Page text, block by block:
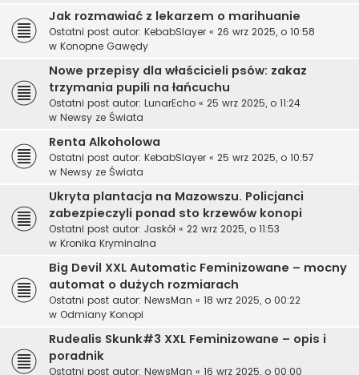
Jak rozmawiać z lekarzem o marihuanie
Ostatni post autor: KebabSlayer « 26 wrz 2025, o 10:58
w Konopne Gawędy
Nowe przepisy dla właścicieli psów: zakaz
trzymania pupili na łańcuchu
Ostatni post autor: LunarEcho « 25 wrz 2025, o 11:24
w Newsy ze Świata
Renta Alkoholowa
Ostatni post autor: KebabSlayer « 25 wrz 2025, o 10:57
w Newsy ze Świata
Ukryta plantacja na Mazowszu. Policjanci
zabezpieczyli ponad sto krzewów konopi
Ostatni post autor: Jaskół « 22 wrz 2025, o 11:53
w Kronika Kryminalna
Big Devil XXL Automatic Feminizowane – mocny
automat o dużych rozmiarach
Ostatni post autor: NewsMan « 18 wrz 2025, o 00:22
w Odmiany Konopi
Rudealis Skunk#3 XXL Feminizowane – opis i
poradnik
Ostatni post autor: NewsMan « 16 wrz 2025, o 00:00